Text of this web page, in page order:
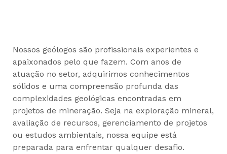
Nossos geólogos são profissionais experientes e
apaixonados pelo que fazem. Com anos de
atuação no setor, adquirimos conhecimentos
sólidos e uma compreensão profunda das
complexidades geológicas encontradas em
projetos de mineração. Seja na exploração mineral,
avaliação de recursos, gerenciamento de projetos
ou estudos ambientais, nossa equipe está
preparada para enfrentar qualquer desafio.